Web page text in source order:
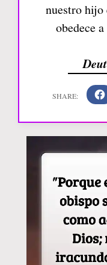
nuestro hijo
obedece